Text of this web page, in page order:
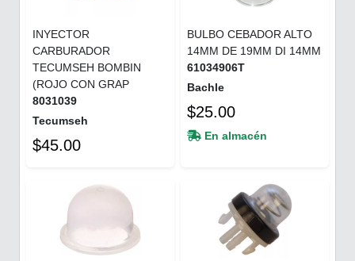
INYECTOR
CARBURADOR
TECUMSEH BOMBIN
(ROJO CON GRAP
8031039
Tecumseh
$45.00
BULBO CEBADOR ALTO
14MM DE 19MM DI 14MM
61034906T
Bachle
$25.00
En almacén